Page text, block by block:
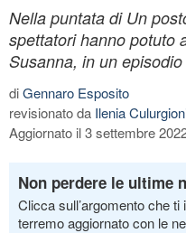
Nella puntata di Un
spettatori hanno potuto
Susanna, in un
diGennaro Esposito
revisionato da Ilenia
Aggiornato il 3 settembre
Non perdere le ultime
Clicca sull’argomento che
terremo aggiornato con le